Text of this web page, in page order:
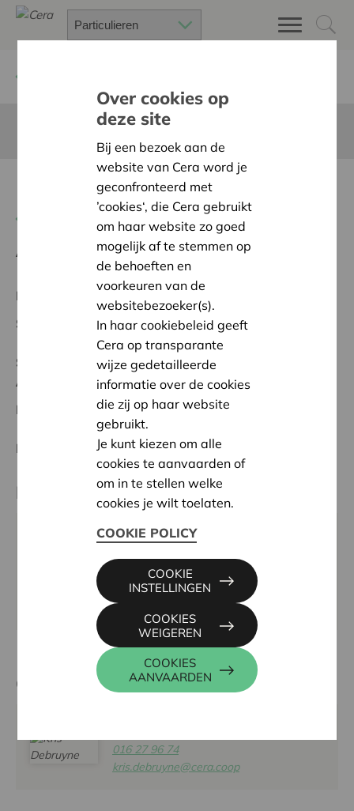
Makerslab
Terug naar overzicht
Ambitie: Warme en zorgzame buurten voor iedereen
Regionaal Project
Startdatum:
20/05/2026
Status:
In behandeling
Antwerpen
Datum:
20/05/2026
Beslissing: Goedgekeurd
Partner
vzw Habbekrats - Scratch, Sint-Bernardsesteenweg
113, 2020 ANTWERPEN
antwerpen@habbekrats.be
https://www.habbekrats.be/new-page
Contactpersoon
016 27 96 74
kris.debruyne@cera.coop
Over cookies op
deze site
Bij een bezoek aan de
website van Cera word je
geconfronteerd met
’cookies‘, die Cera gebruikt
om haar website zo goed
mogelijk af te stemmen op
de behoeften en
voorkeuren van de
websitebezoeker(s).
In haar cookiebeleid geeft
Cera op transparante
wijze gedetailleerde
informatie over de cookies
die zij op haar website
gebruikt.
Je kunt kiezen om alle
cookies te aanvaarden of
om in te stellen welke
cookies je wilt toelaten.
COOKIE POLICY
COOKIES
AANVAARDEN
COOKIES
WEIGEREN
COOKIE
INSTELLINGEN